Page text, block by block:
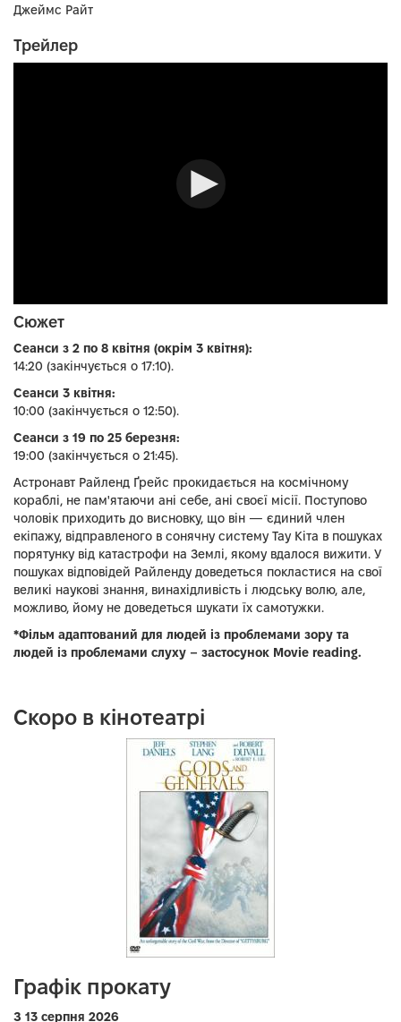
Джеймс Райт
Трейлер
Сюжет
Сеанси з 2 по 8 квітня (окрім 3 квітня):
14:20 (закінчується о 17:10).
Сеанси 3 квітня:
10:00 (закінчується о 12:50).
Сеанси з 19 по 25 березня:
19:00 (закінчується о 21:45).
Астронавт Райленд Ґрейс прокидається на космічному
кораблі, не пам'ятаючи ані себе, ані своєї місії. Поступово
чоловік приходить до висновку, що він — єдиний член
екіпажу, відправленого в сонячну систему Тау Кіта в пошуках
порятунку від катастрофи на Землі, якому вдалося вижити. У
пошуках відповідей Райленду доведеться покластися на свої
великі наукові знання, винахідливість і людську волю, але,
можливо, йому не доведеться шукати їх самотужки.
*Фільм адаптований для людей із проблемами зору та
людей із проблемами слуху – застосунок Movie reading.
Скоро в кінотеатрі
Графік прокату
З 13 серпня 2026